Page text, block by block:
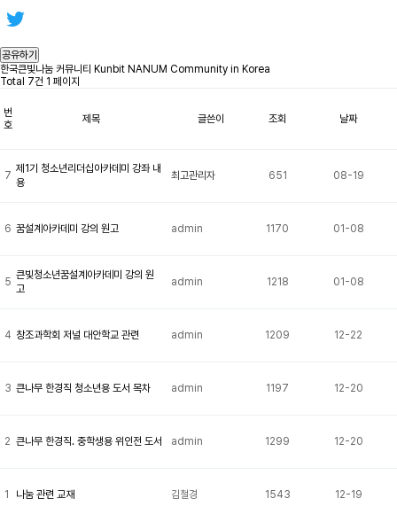
공유하기
한국큰빛나눔 커뮤니티 Kunbit NANUM Community in Korea
Total 7건 1 페이지
번
호
제목 글쓴이 조회 날짜
7
제1기 청소년리더십아카데미 강좌 내
용
최고관리자 651 08-19
6 꿈설계아카데미 강의 원고 admin 1170 01-08
5
큰빛청소년꿈설계아카데미 강의 원
고
admin 1218 01-08
4 창조과학회 저널 대안학교 관련 admin 1209 12-22
3 큰나무 한경직 청소년용 도서 목차 admin 1197 12-20
2 큰나무 한경직. 중학생용 위인전 도서 admin 1299 12-20
1 나눔 관련 교재 김철경 1543 12-19